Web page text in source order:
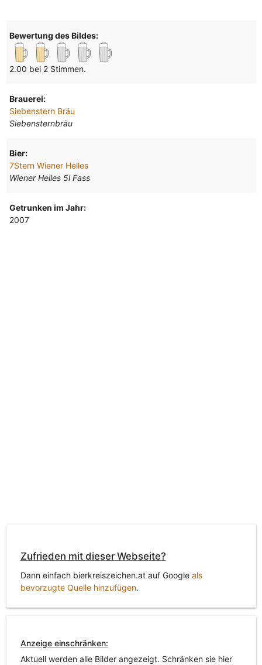
Bewertung des Bildes:
2.00 bei 2 Stimmen.
Brauerei:
Siebenstern Bräu
Siebensternbräu
Bier:
7Stern Wiener Helles
Wiener Helles 5l Fass
Getrunken im Jahr:
2007
Zufrieden mit dieser Webseite?
Dann einfach bierkreiszeichen.at auf Google als
bevorzugte Quelle hinzufügen.
Anzeige einschränken:
Aktuell werden alle Bilder angezeigt. Schränken sie hier